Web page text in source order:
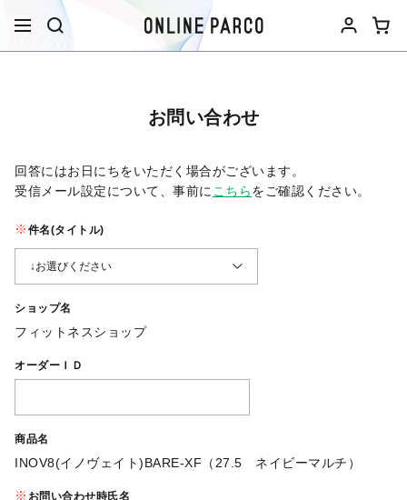
お問い合わせ
回答にはお日にちをいただく場合がございます。
受信メール設定について、事前に こちらをご確認ください。​
件名(タイトル)
ショップ名
フィットネスショップ
オーダーＩＤ
商品名
INOV8(イノヴェイト)BARE-XF（27.5 ネイビーマルチ）
お問い合わせ時氏名